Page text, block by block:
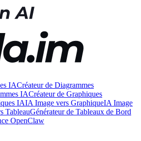
IACréateur de Diagrammes
IACréateur de Graphiques
IAIA Image vers GraphiqueIA Image
TableauGénérateur de Tableaux de Bord
OpenClaw